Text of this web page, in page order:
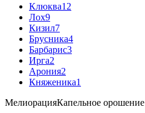
Клюква12
Лох9
Кизил7
Брусника4
Барбарис3
Ирга2
Арония2
Княженика1
МелиорацияКапельное орошение